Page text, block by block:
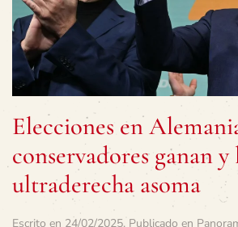
Elecciones en
conservadores ganan y
ultraderecha asoma
Escrito en 24/02/2025. Publicado en